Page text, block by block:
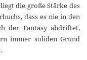
die große Stärke des
dass es nie in den
der Fantasy abdriftet,
immer soliden Grund